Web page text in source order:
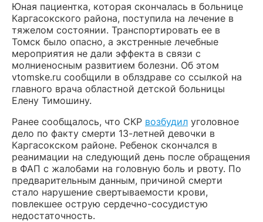
Юная пациентка, которая скончалась в больнице
Каргасокского района, поступила на лечение в
тяжелом состоянии. Транспортировать ее в
Томск было опасно, а экстренные лечебные
мероприятия не дали эффекта в связи с
молниеносным развитием болезни. Об этом
vtomske.ru сообщили в облздраве со ссылкой на
главного врача областной детской больницы
Елену Тимошину.
Ранее сообщалось, что СКР возбудил уголовное
дело по факту смерти 13-летней девочки в
Каргасокском районе. Ребенок скончался в
реанимации на следующий день после обращения
в ФАП с жалобами на головную боль и рвоту. По
предварительным данным, причиной смерти
стало нарушение свертываемости крови,
повлекшее острую сердечно-сосудистую
недостаточность.